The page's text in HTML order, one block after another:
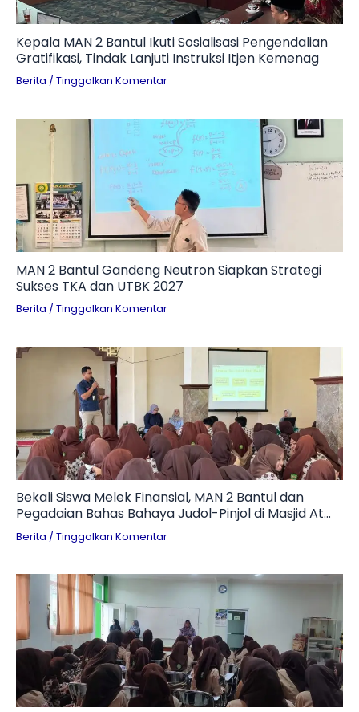
Kepala MAN 2 Bantul Ikuti Sosialisasi Pengendalian
Gratifikasi, Tindak Lanjuti Instruksi Itjen Kemenag
Berita / Tinggalkan Komentar
MAN 2 Bantul Gandeng Neutron Siapkan Strategi
Sukses TKA dan UTBK 2027
Berita / Tinggalkan Komentar
Bekali Siswa Melek Finansial, MAN 2 Bantul dan
Pegadaian Bahas Bahaya Judol-Pinjol di Masjid At
Ta’awun
Berita / Tinggalkan Komentar